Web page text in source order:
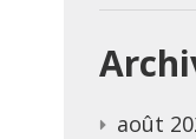
août